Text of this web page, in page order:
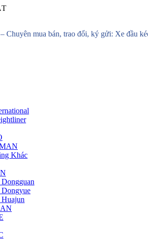
mua bán, trao đổi, ký gửi: Xe đầu
Khác